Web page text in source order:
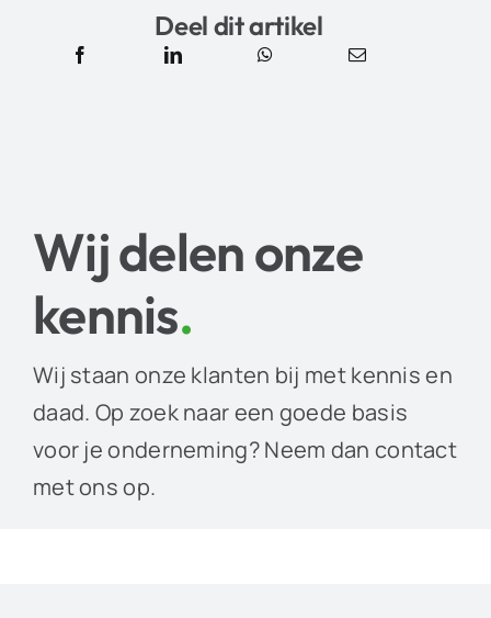
Deel dit artikel
Wij delen onze
kennis.
Wij staan onze klanten bij met kennis en
daad. Op zoek naar een goede basis
voor je onderneming? Neem dan contact
met ons op.